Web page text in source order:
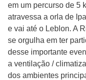
em um percurso de 5
atravessa a orla de
e vai até o Leblon. A
se orgulha em ter
desse importante
a ventilação /
dos ambientes